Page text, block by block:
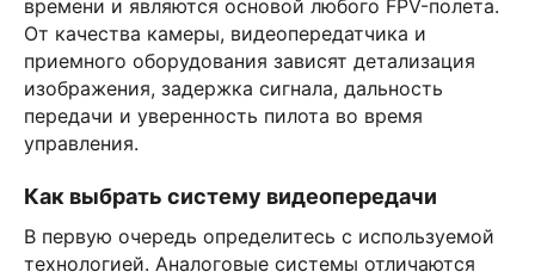
времени и являются основой любого FPV-полета.
От качества камеры, видеопередатчика и
приемного оборудования зависят детализация
изображения, задержка сигнала, дальность
передачи и уверенность пилота во время
управления.
Как выбрать систему видеопередачи
В первую очередь определитесь с используемой
технологией. Аналоговые системы отличаются